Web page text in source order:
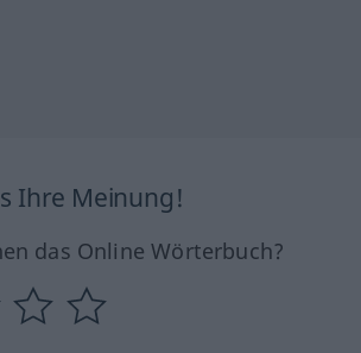
Ihre Meinung!
das Online Wörterbuch?